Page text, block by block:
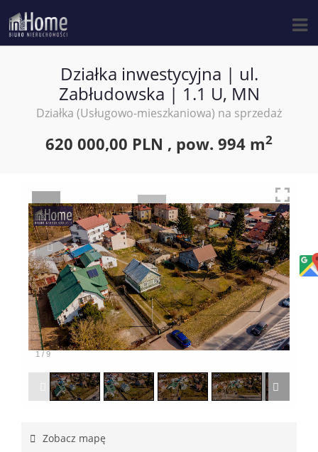
Działka inwestycyjna | ul.
Zabłudowska | 1.1 U, MN
Działka (Usługowo-mieszkaniowa) na sprzedaż
620 000,00 PLN , pow. 994 m2
1 / 9
Zobacz mapę